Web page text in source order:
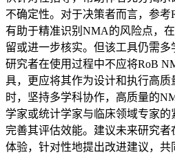
不确定性。对于决策者而言，参
有助于精准识别NMA的风险点，
留或进一步核实。但该工具仍需
研究者在使用过程中不应将RoB
具，更应将其作为设计和执行高
时，坚持多学科协作，高质量的
学家或统计学家与临床领域专家
完善其评估效能。建议未来研究者
体验，针对性地提出改进建议，共